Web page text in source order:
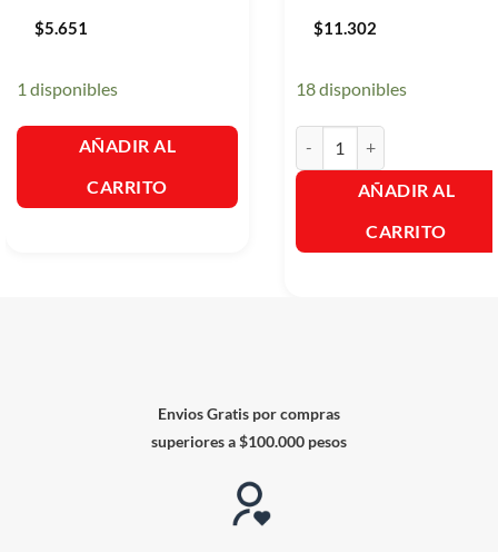
$5.651
1 disponibles
AÑADIR AL
CARRITO
$11.302
18 disponibles
AÑADIR AL
CARRITO
Envios Gratis por compras
superiores a $100.000 pesos